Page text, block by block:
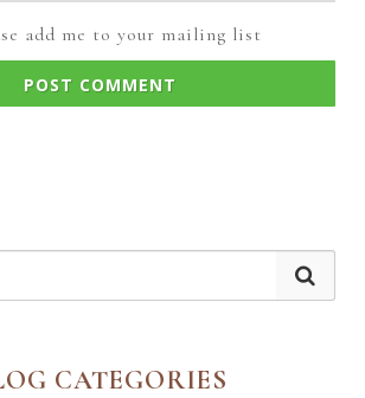
add me to your mailing list
POST COMMENT
CATEGORIES